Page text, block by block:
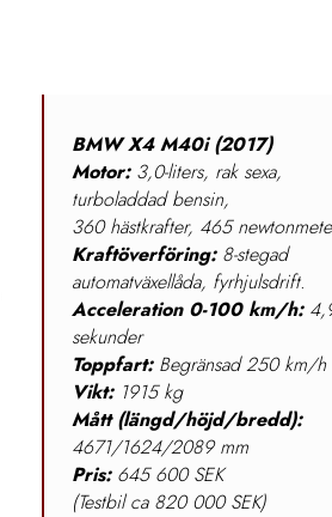
BMW X4 M40i (2017)
Motor:3,0-liters, rak sexa,
turboladdad bensin,
360 hästkrafter, 465
Kraftöverföring:8-stegad
automatväxellåda, fyrhjulsdrift.
Acceleration 0-100 km/h:
sekunder
Toppfart:Begränsad 250 km/h
Vikt: 1915 kg
Mått (längd/höjd/bredd):
4671/1624/2089 mm
Pris:645 600 SEK
(Testbil ca 820 000 SEK)